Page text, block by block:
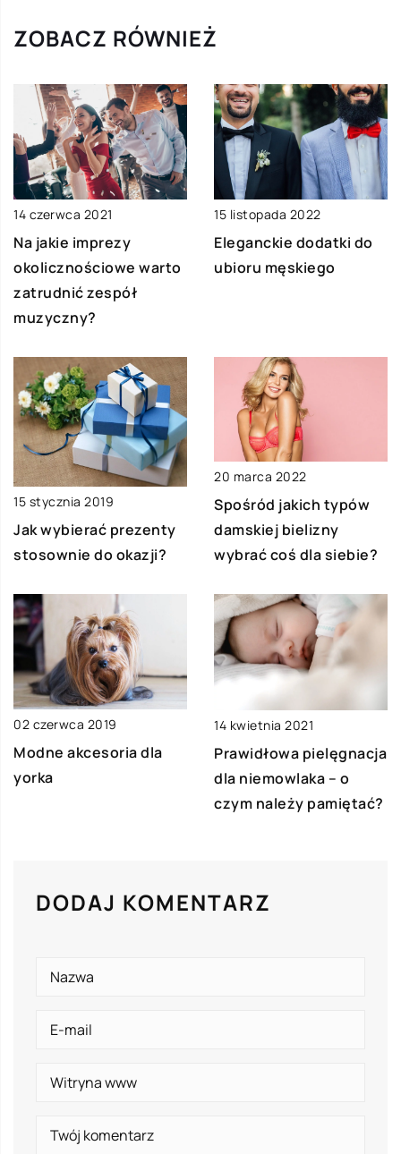
ZOBACZ RÓWNIEŻ
14 czerwca 2021
Na jakie imprezy
okolicznościowe warto
zatrudnić zespół
muzyczny?
15 listopada 2022
Eleganckie dodatki do
ubioru męskiego
15 stycznia 2019
Jak wybierać prezenty
stosownie do okazji?
20 marca 2022
Spośród jakich typów
damskiej bielizny
wybrać coś dla siebie?
02 czerwca 2019
Modne akcesoria dla
yorka
14 kwietnia 2021
Prawidłowa pielęgnacja
dla niemowlaka – o
czym należy pamiętać?
DODAJ KOMENTARZ